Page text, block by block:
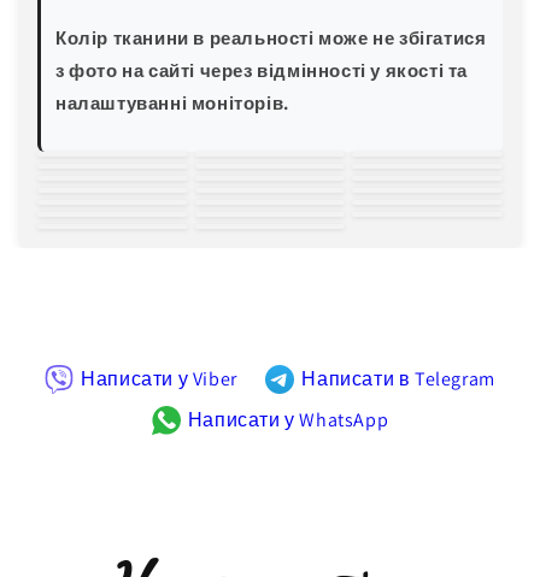
Колір тканини в реальності може не збігатися
з фото на сайті через відмінності у якості та
налаштуванні моніторів.
Написати у Viber
Написати в Telegram
Написати у WhatsApp